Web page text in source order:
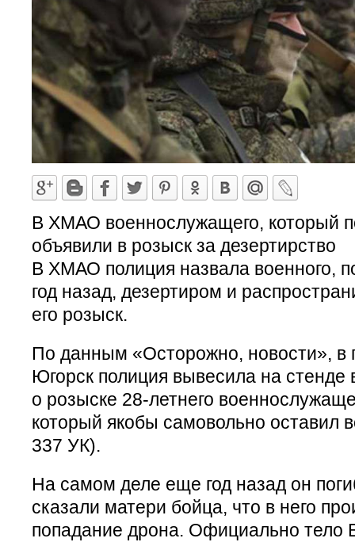
В ХМАО военнослужащего, который
объявили в розыск за дезертирство
В ХМАО полиция назвала военного,
год назад, дезертиром и
его розыск.
По данным «Осторожно, новости», в
Югорск полиция вывесила на
о розыске 28-летнего
который якобы самовольно оставил
337 УК).
На самом деле еще год назад он
сказали матери бойца, что в него
попадание дрона. Официально тело